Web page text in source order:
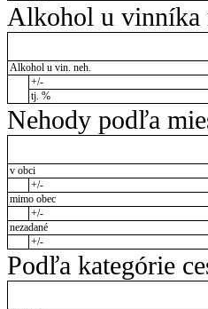
Alkohol u vinníka
Alkohol u vin. neh.
+/-
tj. %
Nehody podľa
v obci
+/-
mimo obec
+/-
nezadané
+/-
Podľa kategórie